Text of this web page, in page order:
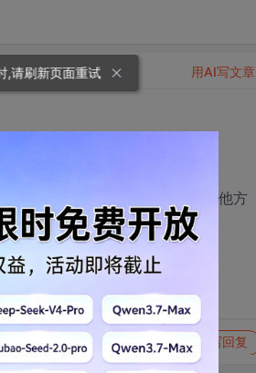
白页，占用空盒1.18MB，用其他方
写回复
用AI写文章
,请刷新页面重试